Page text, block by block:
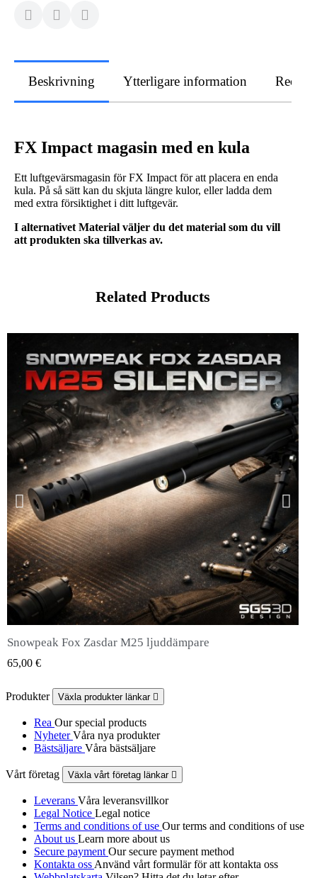
Beskrivning Ytterligare information
FX Impact magasin med en kula
Ett luftgevärsmagasin för FX Impact för att placera en enda
kula. På så sätt kan du skjuta längre kulor, eller ladda dem
med extra försiktighet i ditt luftgevär.
I alternativet Material väljer du det material som du vill
att produkten ska tillverkas av.
Related Products
QUICK VIEW
Snowpeak Fox Zasdar M25 ljuddämpare
65,00 €
Produkter Växla produkter länkar 
Rea Our special products
NyheterVåra nya produkter
Bästsäljare Våra bästsäljare
Vårt företag Växla vårt företag länkar 
Leverans Våra leveransvillkor
Legal Notice Legal notice
Terms and conditions of use Our terms and conditions of use
About us Learn more about us
Secure payment Our secure payment method
Kontakta oss Använd vårt formulär för att kontakta oss